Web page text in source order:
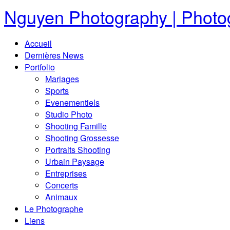
Nguyen Photography |
Accueil
Dernières News
Portfolio
Mariages
Sports
Evenementiels
Studio Photo
Shooting Famille
Shooting Grossesse
Portraits Shooting
Urbain Paysage
Entreprises
Concerts
Animaux
Le Photographe
Liens